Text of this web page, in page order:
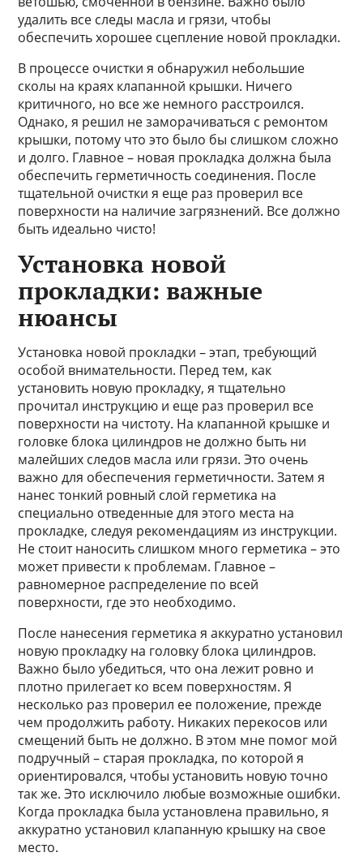
удалить все следы масла и грязи, чтобы
обеспечить хорошее сцепление новой прокладки.
В процессе очистки я обнаружил небольшие
сколы на краях клапанной крышки. Ничего
критичного, но все же немного расстроился.
Однако, я решил не заморачиваться с ремонтом
крышки, потому что это было бы слишком сложно
и долго. Главное – новая прокладка должна была
обеспечить герметичность соединения. После
тщательной очистки я еще раз проверил все
поверхности на наличие загрязнений. Все должно
быть идеально чисто!
Установка новой
прокладки: важные
нюансы
Установка новой прокладки – этап, требующий
особой внимательности. Перед тем, как
установить новую прокладку, я тщательно
прочитал инструкцию и еще раз проверил все
поверхности на чистоту. На клапанной крышке и
головке блока цилиндров не должно быть ни
малейших следов масла или грязи. Это очень
важно для обеспечения герметичности. Затем я
нанес тонкий ровный слой герметика на
специально отведенные для этого места на
прокладке, следуя рекомендациям из инструкции.
Не стоит наносить слишком много герметика – это
может привести к проблемам. Главное –
равномерное распределение по всей
поверхности, где это необходимо.
После нанесения герметика я аккуратно установил
новую прокладку на головку блока цилиндров.
Важно было убедиться, что она лежит ровно и
плотно прилегает ко всем поверхностям. Я
несколько раз проверил ее положение, прежде
чем продолжить работу. Никаких перекосов или
смещений быть не должно. В этом мне помог мой
подручный – старая прокладка, по которой я
ориентировался, чтобы установить новую точно
так же. Это исключило любые возможные ошибки.
Когда прокладка была установлена правильно, я
аккуратно установил клапанную крышку на свое
место.